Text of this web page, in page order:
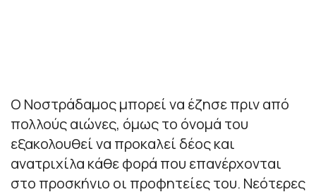
Ο Νοστράδαμος μπορεί να έζησε πριν από
πολλούς αιώνες, όμως το όνομά του
εξακολουθεί να προκαλεί δέος και
ανατριχίλα κάθε φορά που επανέρχονται
στο προσκήνιο οι προφητείες του. Νεότερες